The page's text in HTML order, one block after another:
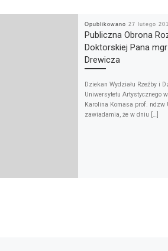
Opublikowano 27 lutego
Publiczna Obrona
Doktorskiej Pana
Drewicza
Dziekan Wydziału Rzeźby i
Uniwersytetu Artystycznego
Karolina Komasa prof. ndzw
zawiadamia, że w dniu […]